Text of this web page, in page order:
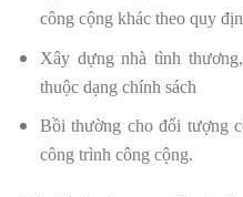
công cộng khác theo quy
Xây dựng nhà tình
thuộc dạng chính sách
Bồi thường cho đối tượng
công trình công cộng.